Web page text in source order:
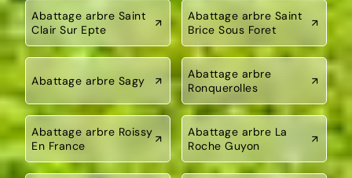
Abattage arbre Saint
Clair Sur Epte
Abattage arbre Saint
Brice Sous Foret
Abattage arbre Sagy
Abattage arbre
Ronquerolles
Abattage arbre Roissy
En France
Abattage arbre La
Roche Guyon